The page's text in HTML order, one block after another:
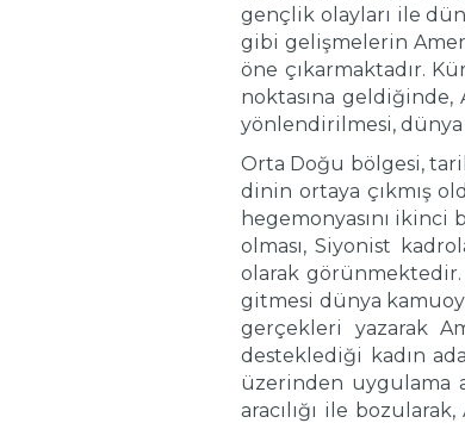
gençlik olayları ile
gibi gelişmelerin
öne çıkarmaktadır.
noktasına
yönlendirilmesi, dünya
Orta Doğu bölgesi,
dinin ortaya çıkmış
hegemonyasını
olması, Siyonist
olarak
gitmesi dünya
gerçekleri yazarak
desteklediği kadın
üzerinden uygulama
aracılığı ile